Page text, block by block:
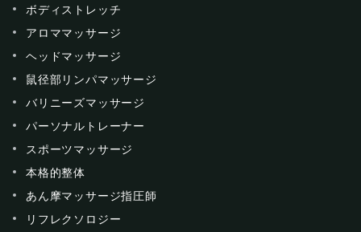
ボディストレッチ
アロママッサージ
ヘッドマッサージ
鼠径部リンパマッサージ
バリニーズマッサージ
パーソナルトレーナー
スポーツマッサージ
本格的整体
あん摩マッサージ指圧師
リフレクソロジー